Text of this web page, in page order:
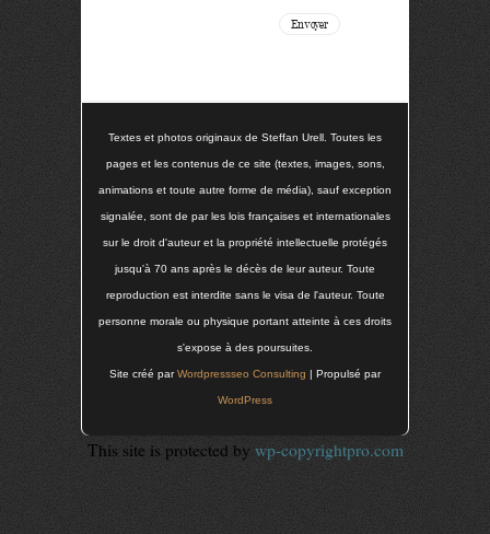
Textes et photos originaux de Steffan Urell. Toutes les
pages et les contenus de ce site (textes, images, sons,
animations et toute autre forme de média), sauf exception
signalée, sont de par les lois françaises et internationales
sur le droit d'auteur et la propriété intellectuelle protégés
jusqu'à 70 ans après le décès de leur auteur. Toute
reproduction est interdite sans le visa de l'auteur. Toute
personne morale ou physique portant atteinte à ces droits
s'expose à des poursuites.
Site créé parWordpressseo Consulting | Propulsé par
WordPress
This site is protected by wp-copyrightpro.com